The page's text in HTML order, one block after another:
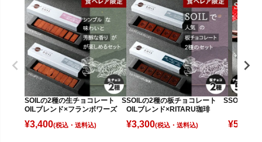
SOILの2種の生チョコレート S
OILブレンド×フランボワーズ
¥3,400(税込)
SOILの2種の板チョコレート S
OILブレンド×RITARU珈琲
¥3,300(税込)
SOIL 5種
¥5,800